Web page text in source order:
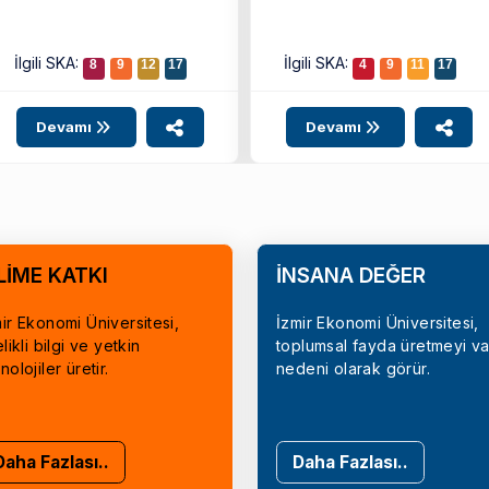
İlgili SKA: 8 9 12 17
Devamı
İlgili SKA: 4 9 11 17
Devamı
KATKI
Ekonomi Üniversitesi,
bilgi ve yetkin
üretir.
Fazlası..
İNSANA DEĞER
İzmir Ekonomi Üniversitesi,
toplumsal fayda üretmeyi
nedeni olarak görür.
Daha Fazlası..